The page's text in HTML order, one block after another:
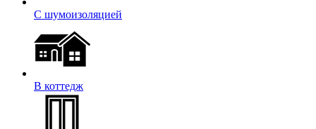
С шумоизоляцией
В коттедж